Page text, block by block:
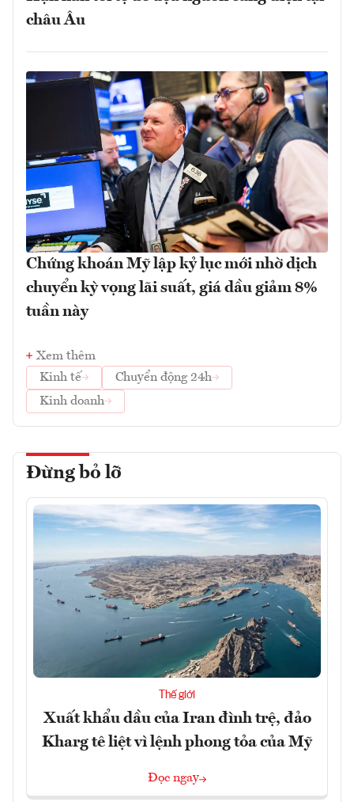
châu Âu
Chứng khoán Mỹ lập kỷ lục mới nhờ dịch
chuyển kỳ vọng lãi suất, giá dầu giảm 8%
tuần này
Xem thêm
Kinh tế
Chuyển động 24h
Kinh doanh
Đừng bỏ lỡ
Thế giới
Xuất khẩu dầu của Iran đình trệ, đảo
Kharg tê liệt vì lệnh phong tỏa của Mỹ
Đọc ngay